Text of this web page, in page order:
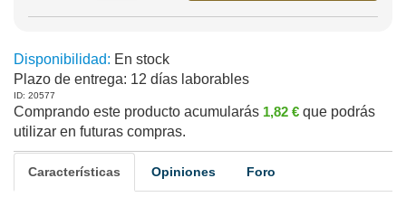
Disponibilidad: En stock
Plazo de entrega: 12 días laborables
ID: 20577
Comprando este producto acumularás 1,82 € que podrás
utilizar en futuras compras.
Características Opiniones Foro